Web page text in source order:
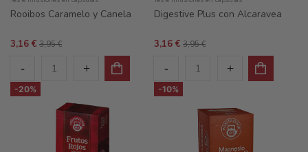
Rooibos Caramelo y Canela
3,16 € 3,95 €
Digestive Plus con Alcaravea
3,16 € 3,95 €
-20% -10%